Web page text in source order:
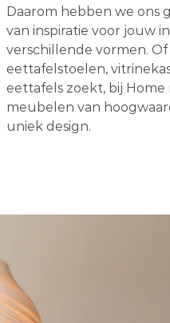
Daarom hebben we ons
van inspiratie voor jouw
verschillende vormen.
eettafelstoelen,
eettafels zoekt, bij Home
meubelen van
uniek design.